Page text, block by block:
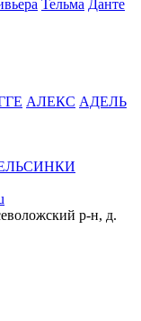
Тельма Данте
АЛЕКС АДЕЛЬ
р-н, д.